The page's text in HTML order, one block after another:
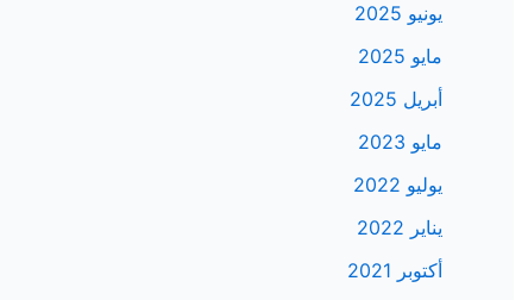
يونيو 2025
مايو 2025
أبريل 2025
مايو 2023
يوليو 2022
يناير 2022
أكتوبر 2021